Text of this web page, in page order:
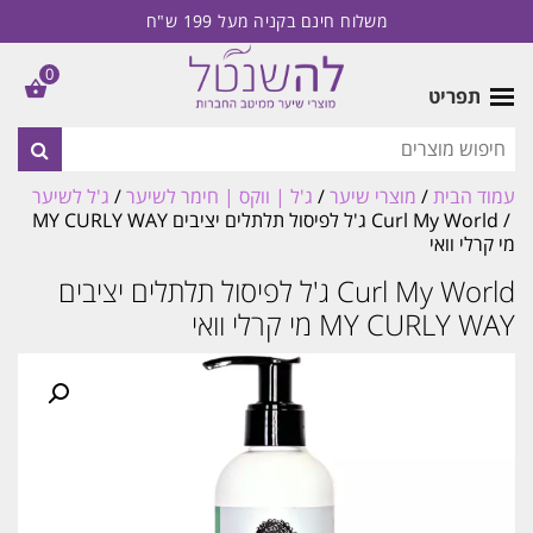
משלוח חינם בקניה מעל 199 ש"ח
תפריט
עמוד הבית/ מוצרי שיער/ ג'ל | ווקס | חימר לשיער/ ג'ל לשיער
/ Curl My World ג'ל לפיסול תלתלים יציבים MY CURLY WAY
מי קרלי וואי
Curl My World ג'ל לפיסול תלתלים יציבים
MY CURLY WAY מי קרלי וואי
0